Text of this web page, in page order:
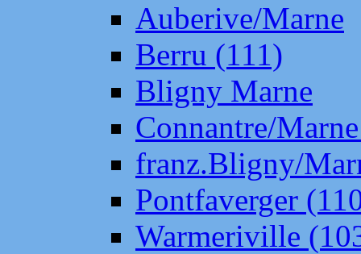
Auberive/Marne
Berru (111)
Bligny Marne
Connantre/
franz.Bligny/
Pontfaverger
Warmeriville